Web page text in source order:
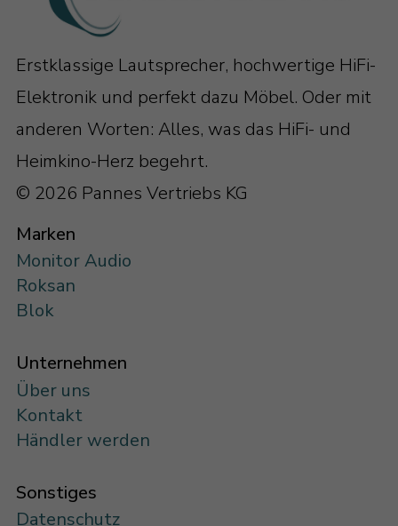
Erstklassige Lautsprecher, hochwertige HiFi-
Elektronik und perfekt dazu Möbel. Oder mit
anderen Worten: Alles, was das HiFi- und
Heimkino-Herz begehrt.
© 2026 Pannes Vertriebs KG
Marken
Monitor Audio
Roksan
Blok
Unternehmen
Über uns
Kontakt
Händler werden
Sonstiges
Datenschutz